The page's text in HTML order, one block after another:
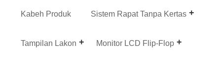
Kabeh Produk Sistem Rapat Tanpa Kertas
Tampilan Lakon Monitor LCD Flip-Flop